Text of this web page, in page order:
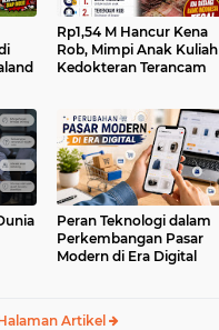
Rp1,54 M Hancur Kena
Rob, Mimpi Anak Kuliah
Kedokteran Terancam
Peran Teknologi dalam
Perkembangan Pasar
Modern di Era Digital
Artikel